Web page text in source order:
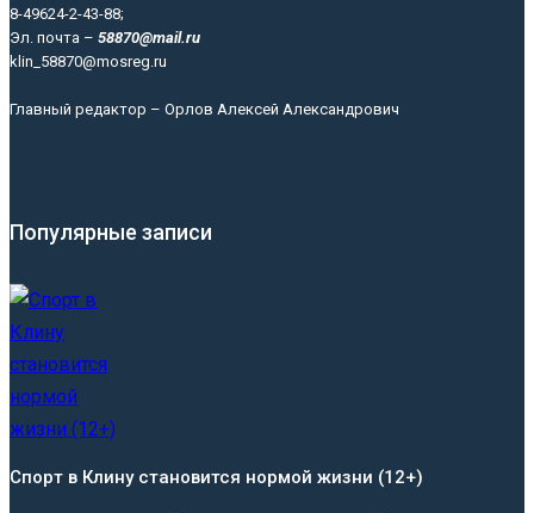
8-49624-2-43-88;
Эл. почта – 58870@mail.ru
klin_58870@mosreg.ru
Главный редактор – Орлов Алексей Александрович
Популярные записи
Спорт в Клину становится нормой жизни (12+)